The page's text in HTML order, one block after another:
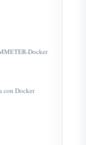
Docker
con Docker